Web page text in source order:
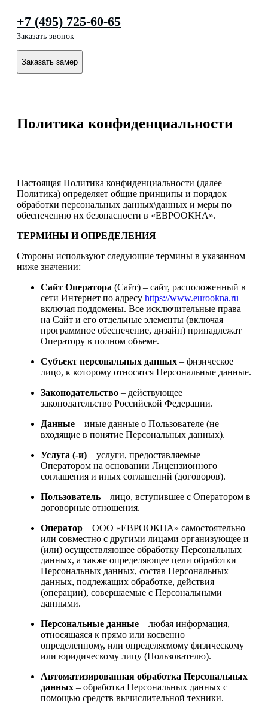
+7 (495) 725-60-65
Заказать звонок
Заказать замер
Политика конфиденциальности
Настоящая Политика конфиденциальности (далее –
Политика) определяет общие принципы и порядок
обработки персональных данных\данных и меры по
обеспечению их безопасности в «ЕВРООКНА».
ТЕРМИНЫ И ОПРЕДЕЛЕНИЯ
Стороны используют следующие термины в указанном
ниже значении:
Cайт Оператора (Сайт) – сайт, расположенный в
сети Интернет по адресу https://www.eurookna.ru
включая поддомены. Все исключительные права
на Сайт и его отдельные элементы (включая
программное обеспечение, дизайн) принадлежат
Оператору в полном объеме.
Субъект персональных данных – физическое
лицо, к которому относятся Персональные данные.
Законодательство – действующее
законодательство Российской Федерации.
Данные – иные данные о Пользователе (не
входящие в понятие Персональных данных).
Услуга (-и) – услуги, предоставляемые
Оператором на основании Лицензионного
соглашения и иных соглашений (договоров).
Пользователь – лицо, вступившее с Оператором в
договорные отношения.
Оператор – ООО «ЕВРООКНА» самостоятельно
или совместно с другими лицами организующее и
(или) осуществляющее обработку Персональных
данных, а также определяющее цели обработки
Персональных данных, состав Персональных
данных, подлежащих обработке, действия
(операции), совершаемые с Персональными
данными.
Персональные данные – любая информация,
относящаяся к прямо или косвенно
определенному, или определяемому физическому
или юридическому лицу (Пользователю).
Автоматизированная обработка Персональных
данных – обработка Персональных данных с
помощью средств вычислительной техники.